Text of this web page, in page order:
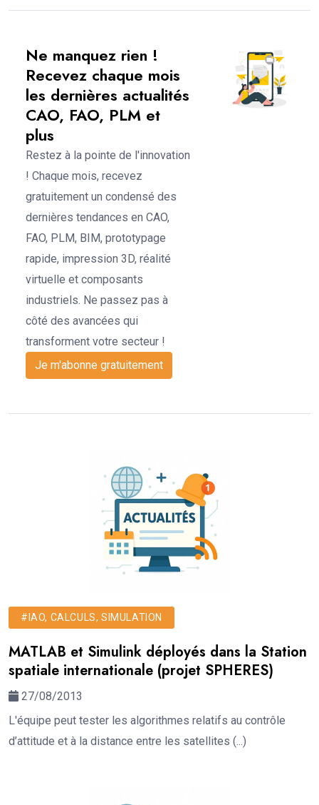
Ne manquez rien !
Recevez chaque mois
les dernières actualités
CAO, FAO, PLM et
plus
Restez à la pointe de l'innovation
! Chaque mois, recevez
gratuitement un condensé des
dernières tendances en CAO,
FAO, PLM, BIM, prototypage
rapide, impression 3D, réalité
virtuelle et composants
industriels. Ne passez pas à
côté des avancées qui
transforment votre secteur !
Je m'abonne gratuitement
#IAO, CALCULS, SIMULATION
MATLAB et Simulink déployés dans la Station
spatiale internationale (projet SPHERES)
27/08/2013
L'équipe peut tester les algorithmes relatifs au contrôle
d’attitude et à la distance entre les satellites (...)